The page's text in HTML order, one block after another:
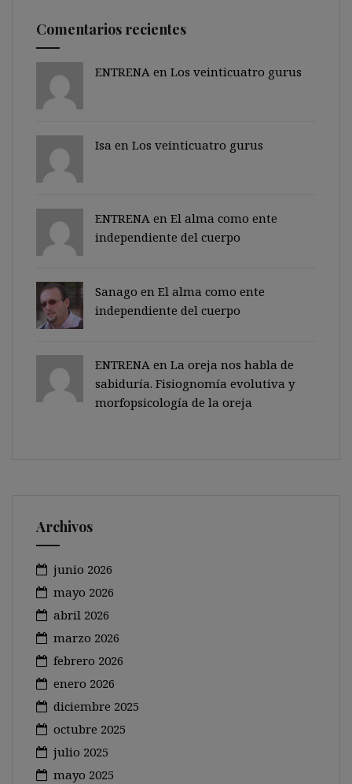
Comentarios recientes
ENTRENA en Los veinticuatro gurus
Isa en Los veinticuatro gurus
ENTRENA en El alma como ente
independiente del cuerpo
Sanago en El alma como ente
independiente del cuerpo
ENTRENA en La oreja nos habla de
sabiduría. Fisiognomía evolutiva y
morfopsicología de la oreja
Archivos
junio 2026
mayo 2026
abril 2026
marzo 2026
febrero 2026
enero 2026
diciembre 2025
octubre 2025
julio 2025
mayo 2025